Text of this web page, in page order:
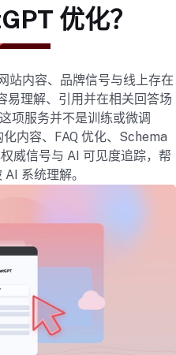
优化？
站内容、品牌信号与线上存在
易理解、引用并在相关回答场
项服务并不是训练或微调
内容、FAQ 优化、Schema
威信号与 AI 可见度追踪，帮
系统理解。